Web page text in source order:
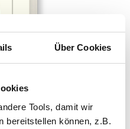
Über Cookies
Tools, damit wir
bereitstellen können, z.B.